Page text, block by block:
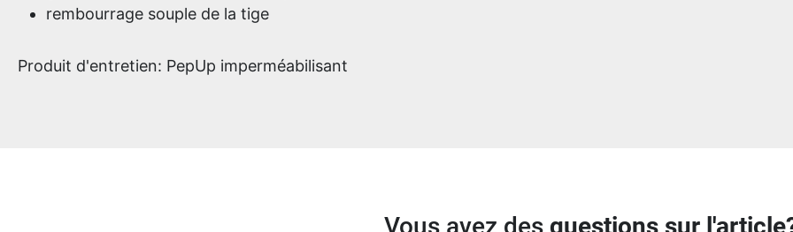
rembourrage souple de la tige
Produit d'entretien: PepUp imperméabilisant